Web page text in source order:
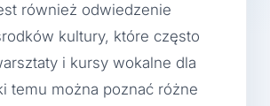
również odwiedzenie
kultury, które często
i kursy wokalne dla
temu można poznać różne